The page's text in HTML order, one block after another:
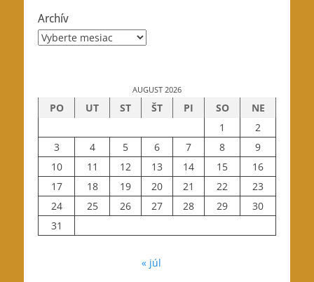
Archív
Archív
AUGUST 2026
PO UT ST ŠT PI SO
NE
1
2
3
4 5 6 7 8
9
10
11 12 13 14 15
16
17
18 19 20 21 22
23
24
25 26 27 28 29
30
31
« júl